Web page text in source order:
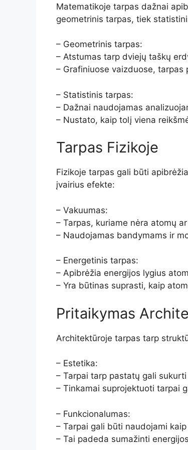
Matematikoje tarpas dažnai
geometrinis tarpas, tiek
– Geometrinis tarpas:
– Atstumas tarp dviejų taškų
– Grafiniuose vaizduose,
– Statistinis tarpas:
– Dažnai naudojamas
– Nustato, kaip tolį viena
Tarpas Fizikoje
Fizikoje tarpas gali būti
įvairius efekte:
– Vakuumas:
– Tarpas, kuriame nėra atomų
– Naudojamas bandymams ir
– Energetinis tarpas:
– Apibrėžia energijos lygius
– Yra būtinas suprasti, kaip
Pritaikymas
Architektūroje tarpas tarp
– Estetika:
– Tarpai tarp pastatų gali
– Tinkamai suprojektuoti tarpai
– Funkcionalumas:
– Tarpai gali būti naudojami
– Tai padeda sumažinti